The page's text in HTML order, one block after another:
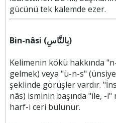
gücünü tek kalemde ezer.
Bin-nâsi (بِالنَّاسِ)
Kelimenin kökü hakkında
gelmek) veya "ü-n-s"
şeklinde görüşler vardır.
nâs) isminin başında "ile, -i"
harf-i ceri bulunur.